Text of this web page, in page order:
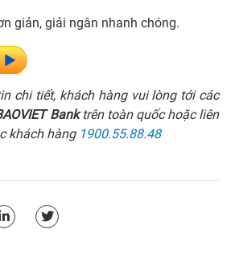
giản, giải ngân nhanh chóng.
chi tiết, khách hàng vui lòng tới các
Banktrên toàn quốc hoặc liên
khách hàng 1900.55.88.48